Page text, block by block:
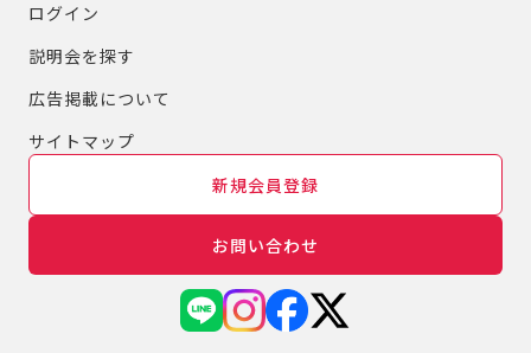
ログイン
説明会を探す
広告掲載について
サイトマップ
新規会員登録
お問い合わせ